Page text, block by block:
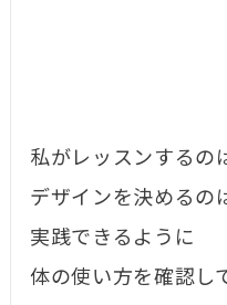
私がレッスンするの
デザインを決めるの
実践できるように
体の使い方を確認し